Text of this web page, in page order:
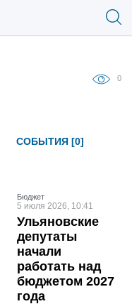
0
СОБЫТИЯ [0]
Бюджет
5 июля 2026, 10:41
Ульяновские
депутаты
начали
работать над
бюджетом 2027
года